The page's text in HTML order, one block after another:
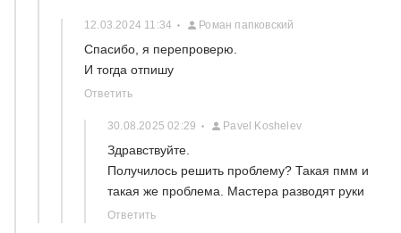
12.03.2024 11:34 Роман папковский
Спасибо, я перепроверю.
И тогда отпишу
Ответить
30.08.2025 02:29 Pavel Koshelev
Здравствуйте.
Получилось решить проблему? Такая пмм и
такая же проблема. Мастера разводят руки
Ответить